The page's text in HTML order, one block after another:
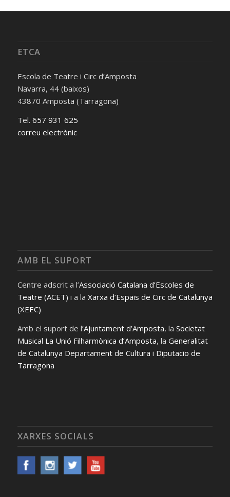
ETCA
Escola de Teatre i Circ d’Amposta
Navarra, 44 (baixos)
43870 Amposta (Tarragona)
Tel. 657 931 625
correu electrònic
AMB EL SUPORT
Centre adscrit a l’Associació Catalana d’Escoles de
Teatre (ACET) i a la Xarxa d’Espais de Circ de Catalunya
(XEEC)
Amb el suport de l’Ajuntament d’Amposta, la Societat
Musical La Unió Filharmònica d’Amposta, la Generalitat
de Catalunya Departament de Cultura i Diputacio de
Tarragona
XARXES SOCIALS